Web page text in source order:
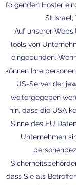
folgenden Hoster
St Israel,
Auf unserer
Tools von
eingebunden.
können Ihre
US-Server der
weitergegeben
hin, dass die USA
Sinne des EU
Unternehmen
dass Sie als